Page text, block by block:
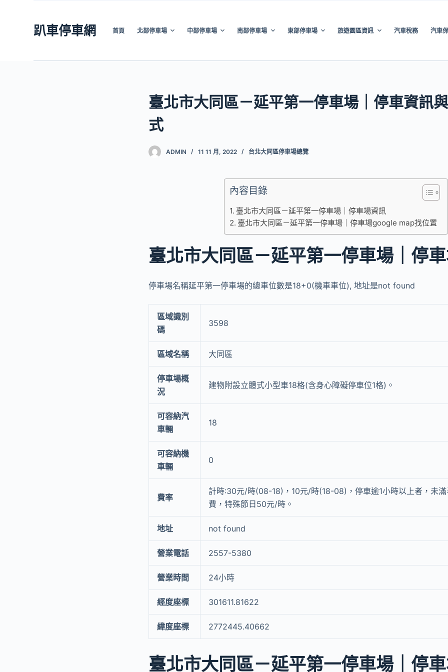
趴車停車網 首頁 北部停車場 中部停車場 南部停車場 東部停車場 旅遊園區資訊 汽車稅務 汽車
臺北市大同區－延平第一停車場｜停車資訊
式
ADMIN 11 11 月, 2022 台北大同區停車場總覽
內容目錄
臺北市大同區－延平第一停車場｜停車場資訊
臺北市大同區－延平第一停車場｜停車場google map找位置
臺北市大同區－延平第一停車場｜停
停車場名稱延平第一停車場的總車位數是18+0(機車車位), 地址是not found
區域識別
碼
3598
區域名稱 大同區
停車場概
況
建物附設立體式小型車18格(含身心障礙停車位1格)。
可容納汽
車輛
18
可容納機
車輛
0
費率
計時:30元/時(08-18)，10元/時(18-08)，停車逾1小時以上者，未
費，特殊節日50元/時。
地址 not found
營業電話 2557-5380
營業時間 24小時
經度座標 301611.81622
緯度座標 2772445.40662
臺北市大同區－延平第一停車場｜停